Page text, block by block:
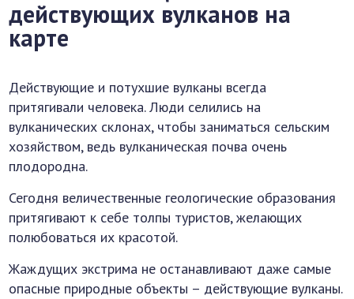
действующих вулканов на
карте
Действующие и потухшие вулканы всегда
притягивали человека. Люди селились на
вулканических склонах, чтобы заниматься сельским
хозяйством, ведь вулканическая почва очень
плодородна.
Сегодня величественные геологические образования
притягивают к себе толпы туристов, желающих
полюбоваться их красотой.
Жаждущих экстрима не останавливают даже самые
опасные природные объекты – действующие вулканы.